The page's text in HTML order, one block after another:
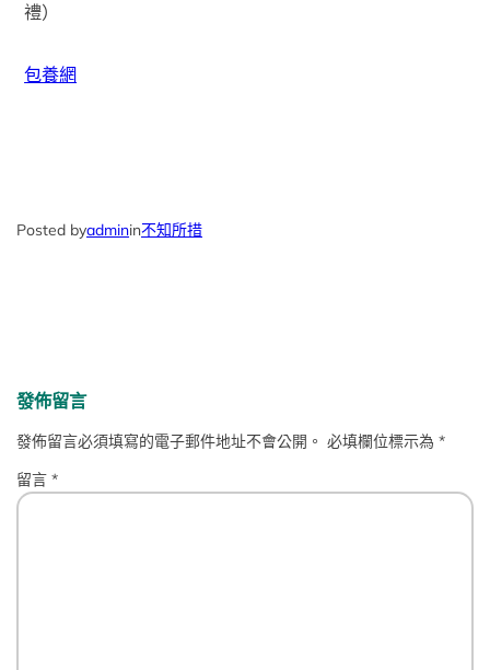
禮）
包養網
Posted byadminin不知所措
發佈留言
發佈留言必須填寫的電子郵件地址不會公開。 必填欄位標示為*
留言*